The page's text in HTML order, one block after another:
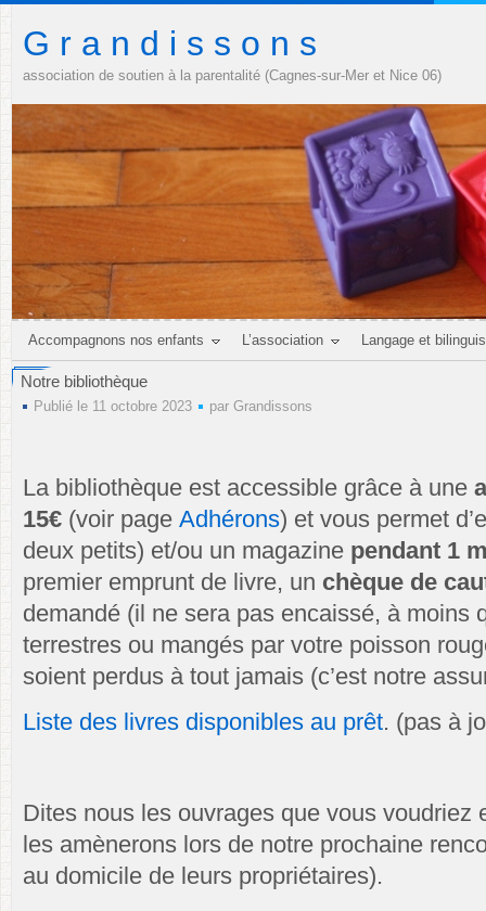
G r a n d i s s o n s
association de soutien à la parentalité (Cagnes-sur-Mer et Nice 06)
Accompagnons nos enfants L’association Langage et
Notre bibliothèque
Publié le 11 octobre 2023 par Grandissons
La bibliothèque est accessible grâce à une
15€ (voir page Adhérons) et vous permet
deux petits) et/ou un magazine pendant 1
premier emprunt de livre, un chèque de
demandé (il ne sera pas encaissé, à moins
terrestres ou mangés par votre poisson
soient perdus à tout jamais (c’est notre
Liste des livres disponibles au prêt. (pas à
Dites nous les ouvrages que vous voudriez
les amènerons lors de notre prochaine
au domicile de leurs propriétaires).